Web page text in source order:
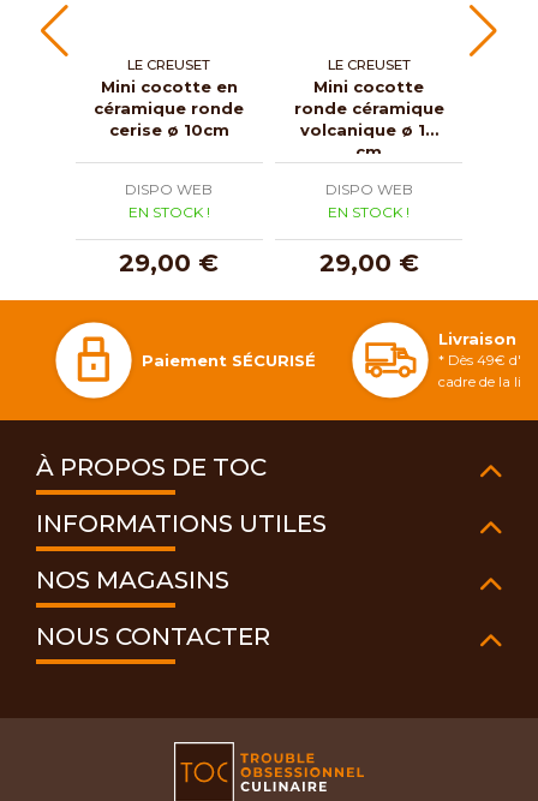
LE CREUSET
Mini cocotte en
céramique ronde
cerise ø 10cm
DISPO WEB
EN STOCK !
29,00 €
LE CREUSET
Mini cocotte
ronde céramique
volcanique ø 10
cm
DISPO WEB
EN STOCK !
29,00 €
Paiement SÉCURISÉ
Livraison
* Dès 49€
cadre de la
À PROPOS DE TOC
INFORMATIONS UTILES
NOS MAGASINS
NOUS CONTACTER